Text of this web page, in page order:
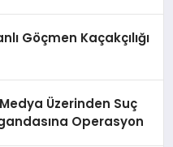
Göçmen Kaçakçılığı
Üzerinden Suç
Operasyon